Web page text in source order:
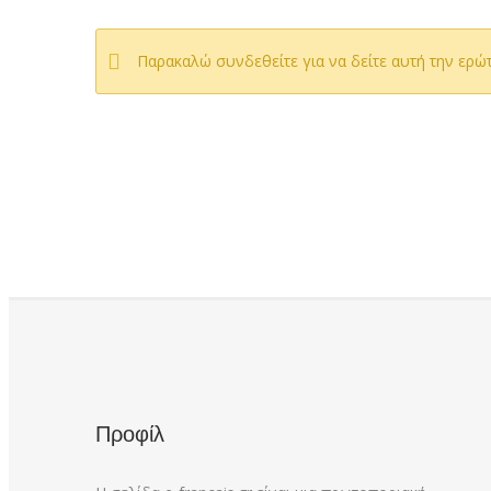
Παρακαλώ συνδεθείτε για να δείτε αυτή την
Προφίλ